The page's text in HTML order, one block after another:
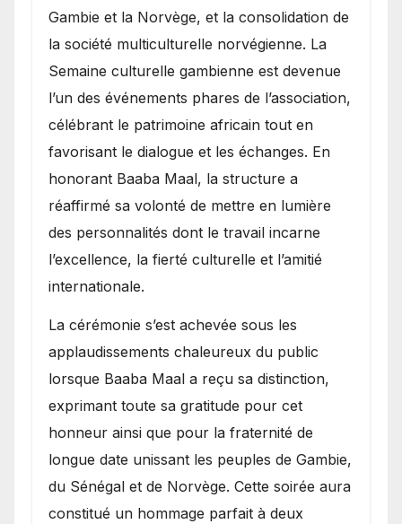
Gambie et la Norvège, et la consolidation de
la société multiculturelle norvégienne. La
Semaine culturelle gambienne est devenue
l’un des événements phares de l’association,
célébrant le patrimoine africain tout en
favorisant le dialogue et les échanges. En
honorant Baaba Maal, la structure a
réaffirmé sa volonté de mettre en lumière
des personnalités dont le travail incarne
l’excellence, la fierté culturelle et l’amitié
internationale.
​La cérémonie s’est achevée sous les
applaudissements chaleureux du public
lorsque Baaba Maal a reçu sa distinction,
exprimant toute sa gratitude pour cet
honneur ainsi que pour la fraternité de
longue date unissant les peuples de Gambie,
du Sénégal et de Norvège. Cette soirée aura
constitué un hommage parfait à deux